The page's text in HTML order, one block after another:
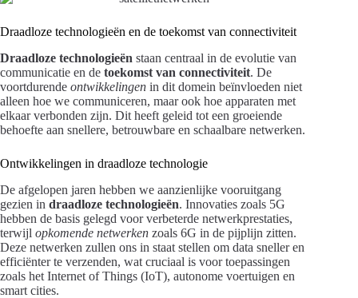
Draadloze technologieën en de toekomst van connectiviteit
Draadloze technologieën staan centraal in de evolutie van
communicatie en de toekomst van connectiviteit. De
voortdurende ontwikkelingen in dit domein beïnvloeden niet
alleen hoe we communiceren, maar ook hoe apparaten met
elkaar verbonden zijn. Dit heeft geleid tot een groeiende
behoefte aan snellere, betrouwbare en schaalbare netwerken.
Ontwikkelingen in draadloze technologie
De afgelopen jaren hebben we aanzienlijke vooruitgang
gezien in draadloze technologieën. Innovaties zoals 5G
hebben de basis gelegd voor verbeterde netwerkprestaties,
terwijl opkomende netwerken zoals 6G in de pijplijn zitten.
Deze netwerken zullen ons in staat stellen om data sneller en
efficiënter te verzenden, wat cruciaal is voor toepassingen
zoals het Internet of Things (IoT), autonome voertuigen en
smart cities.